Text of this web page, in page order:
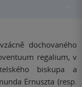
dochovaného
regalium, v
biskupa a
Ernuszta (resp.